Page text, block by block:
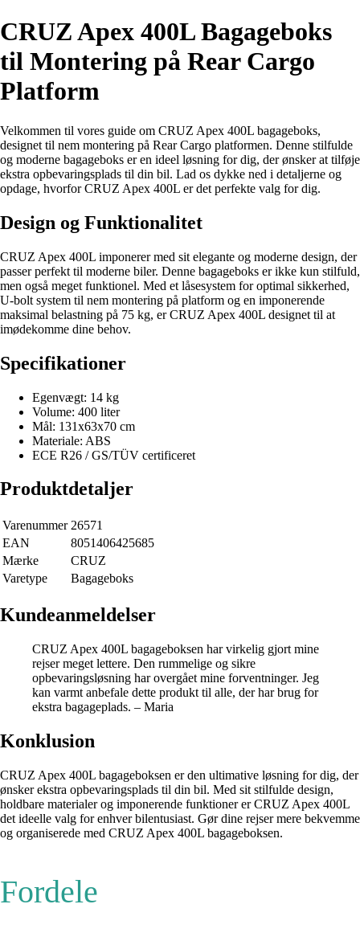
CRUZ Apex 400L Bagageboks
til Montering på Rear Cargo
Platform
Velkommen til vores guide om CRUZ Apex 400L bagageboks,
designet til nem montering på Rear Cargo platformen. Denne stilfulde
og moderne bagageboks er en ideel løsning for dig, der ønsker at tilføje
ekstra opbevaringsplads til din bil. Lad os dykke ned i detaljerne og
opdage, hvorfor CRUZ Apex 400L er det perfekte valg for dig.
Design og Funktionalitet
CRUZ Apex 400L imponerer med sit elegante og moderne design, der
passer perfekt til moderne biler. Denne bagageboks er ikke kun stilfuld,
men også meget funktionel. Med et låsesystem for optimal sikkerhed,
U-bolt system til nem montering på platform og en imponerende
maksimal belastning på 75 kg, er CRUZ Apex 400L designet til at
imødekomme dine behov.
Specifikationer
Egenvægt: 14 kg
Volume: 400 liter
Mål: 131x63x70 cm
Materiale: ABS
ECE R26 / GS/TÜV certificeret
Produktdetaljer
Varenummer 26571
EAN
8051406425685
Mærke
CRUZ
Varetype
Bagageboks
Kundeanmeldelser
CRUZ Apex 400L bagageboksen har virkelig gjort mine
rejser meget lettere. Den rummelige og sikre
opbevaringsløsning har overgået mine forventninger. Jeg
kan varmt anbefale dette produkt til alle, der har brug for
ekstra bagageplads. – Maria
Konklusion
CRUZ Apex 400L bagageboksen er den ultimative løsning for dig, der
ønsker ekstra opbevaringsplads til din bil. Med sit stilfulde design,
holdbare materialer og imponerende funktioner er CRUZ Apex 400L
det ideelle valg for enhver bilentusiast. Gør dine rejser mere bekvemme
og organiserede med CRUZ Apex 400L bagageboksen.
Fordele